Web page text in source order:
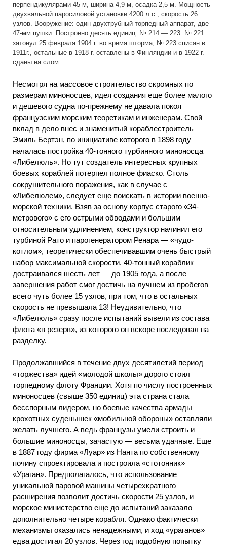
перпендикулярами 45 м, ширина 4,9 м, осадка 2,5 м. Мощность
двухвальной паросиловой установки 4200 л.с., скорость 26
узлов. Вооружение: один двухтрубный торпедный аппарат, две
47-мм пушки. Построено десять единиц: № 214 — 223. № 221
затонул 25 февраля 1904 г. во время шторма, № 223 списан в
1911г., остальные в 1918 г. оставлены в Финляндии и в 1922 г.
сданы на слом.
Несмотря на массовое строительство скромных по
размерам миноносцев, идея создания еще более малого
и дешевого судна по-прежнему не давала покоя
французским морским теоретикам и инженерам. Свой
вклад в дело внес и знаменитый кораблестроитель
Эмиль Бертэн, по инициативе которого в 1898 году
началась постройка 40-тонного турбинного миноносца
«Либелюль». Но тут создатель интересных крупных
боевых кораблей потерпел полное фиаско. Столь
сокрушительного поражения, как в случае с
«Либелюлем», следует еще поискать в истории военно-
морской техники. Взяв за основу корпус старого «34-
метрового» с его острыми обводами и большим
относительным удлинением, конструктор начинил его
турбиной Рато и парогенератором Ренара — «чудо-
котлом», теоретически обеспечивавшим очень быстрый
набор максимальной скорости. 40-тонный кораблик
достраивался шесть лет — до 1905 года, а после
завершения работ смог достичь на лучшем из пробегов
всего чуть более 15 узлов, при том, что в остальных
скорость не превышала 13! Неудивительно, что
«Либелюль» сразу после испытаний вывели из состава
флота «в резерв», из которого он вскоре последовал на
разделку.
Продолжавшийся в течение двух десятилетий период
«торжества» идей «молодой школы» дорого стоил
торпедному флоту Франции. Хотя по числу построенных
миноносцев (свыше 350 единиц) эта страна стала
бесспорным лидером, но боевые качества армады
крохотных суденышек «мобильной обороны» оставляли
желать лучшего. А ведь французы умели строить и
большие миноносцы, зачастую — весьма удачные. Еще
в 1887 году фирма «Луар» из Нанта по собственному
почину спроектировала и построила «стотонник»
«Ураган». Предполагалось, что использование
уникальной паровой машины четырехкратного
расширения позволит достичь скорости 25 узлов, и
морское министерство еще до испытаний заказало
дополнительно четыре корабля. Однако фактически
механизмы оказались ненадежными, и ход «ураганов»
едва достигал 20 узлов. Через год подобную попытку